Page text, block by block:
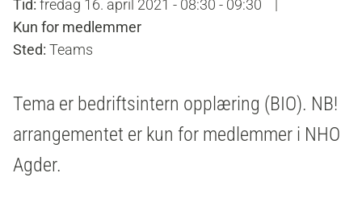
Tid: fredag 16. april 2021 - 08:30 - 09:30
|
Kun for medlemmer
Sted: Teams
Tema er bedriftsintern opplæring (BIO). NB!
arrangementet er kun for medlemmer i NHO
Agder.